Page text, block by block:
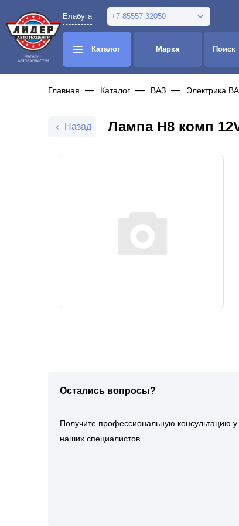
Елабуга +7 85557 32050
Каталог Марка Поиск
Главная Каталог ВАЗ Электрика
Назад Лампа H8 комп
Остались вопросы?
Получите профессиональную консультацию у
наших специалистов.